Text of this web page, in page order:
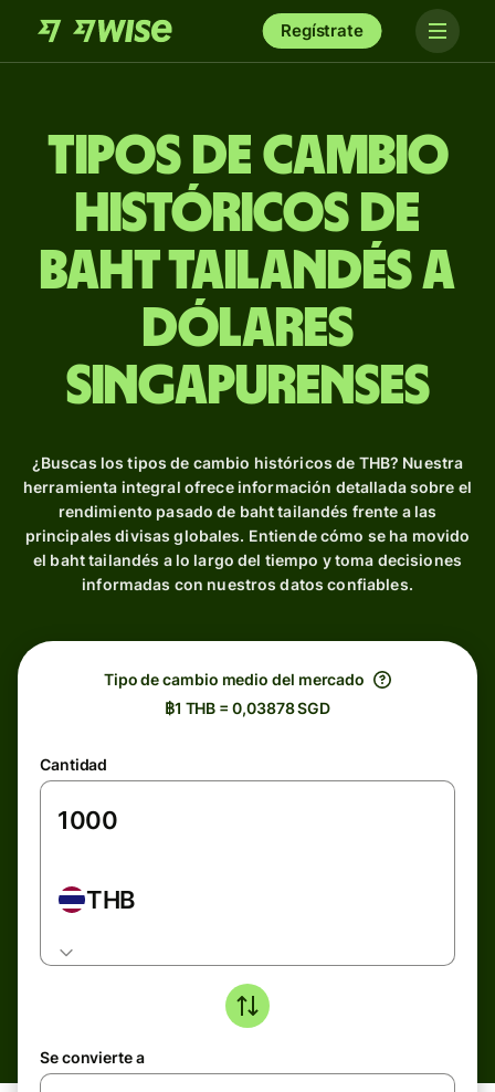
Regístrate
Tipos de Cambio
Históricos de
baht tailandés a
dólares
singapurenses
¿Buscas los tipos de cambio históricos de THB? Nuestra
herramienta integral ofrece información detallada sobre el
rendimiento pasado de baht tailandés frente a las
principales divisas globales. Entiende cómo se ha movido
el baht tailandés a lo largo del tiempo y toma decisiones
informadas con nuestros datos confiables.
Tipo de cambio medio del mercado
฿1 THB = 0,03878 SGD
Cantidad
THB
Se convierte a